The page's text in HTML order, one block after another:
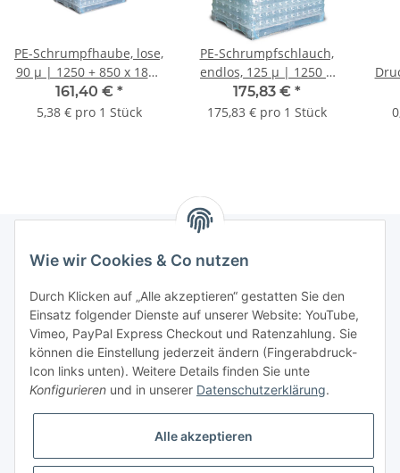
PE-Schrumpfhaube, lose,
90 µ | 1250 + 850 x 1800
mm (B + Seitenfalte x L)
| VE = 30 Stk.
161,40 € *
5,38 € pro 1 Stück
PE-Schrumpfschlauch,
endlos, 125 µ | 1250 +
850 mm x 100 lfm. (B +
Seitenfalte x L) |
175,83 € *
175,83 € pro 1 Stück
Gesetzliche Informationen
Vertrag widerrufen
Wie wir Cookies & Co nutzen
Durch Klicken auf „Alle akzeptieren“ gestatten Sie den
Einsatz folgender Dienste auf unserer Website: YouTube,
Vimeo, PayPal Express Checkout und Ratenzahlung. Sie
können die Einstellung jederzeit ändern (Fingerabdruck-
Icon links unten). Weitere Details finden Sie unte
Konfigurieren und in unserer Datenschutzerklärung.
Alle akzeptieren